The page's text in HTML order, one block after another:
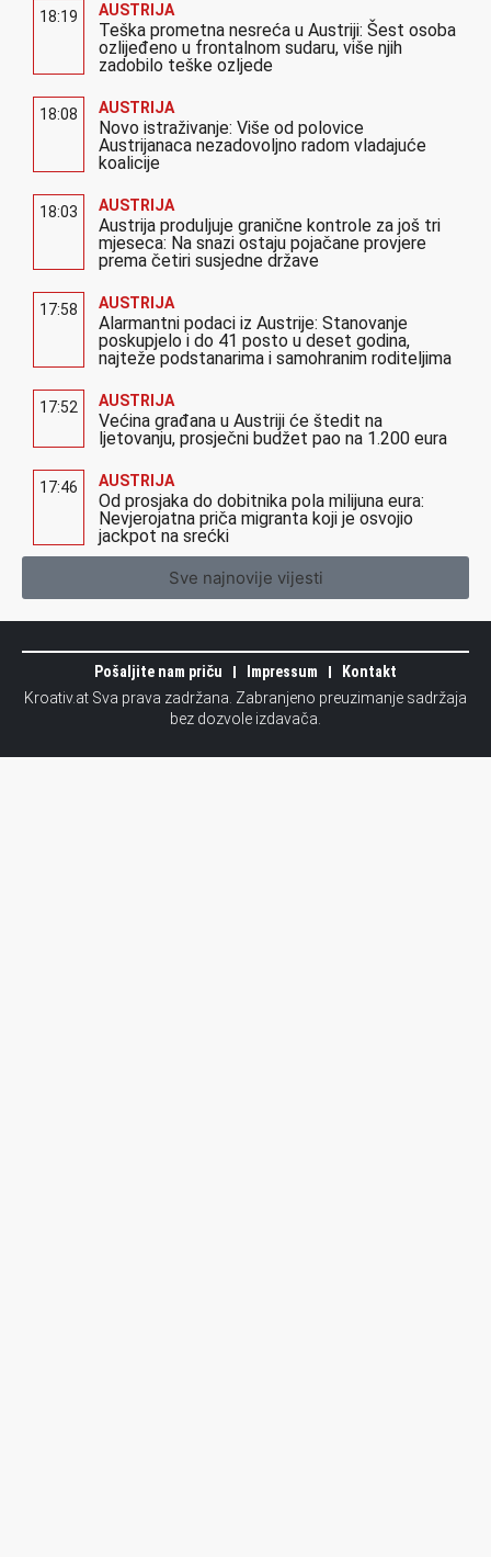
18:19 AUSTRIJA
Teška prometna nesreća u Austriji: Šest osoba
ozlijeđeno u frontalnom sudaru, više njih
zadobilo teške ozljede
18:08 AUSTRIJA
Novo istraživanje: Više od polovice
Austrijanaca nezadovoljno radom vladajuće
koalicije
18:03 AUSTRIJA
Austrija produljuje granične kontrole za još tri
mjeseca: Na snazi ostaju pojačane provjere
prema četiri susjedne države
17:58 AUSTRIJA
Alarmantni podaci iz Austrije: Stanovanje
poskupjelo i do 41 posto u deset godina,
najteže podstanarima i samohranim roditeljima
17:52 AUSTRIJA
Većina građana u Austriji će štedit na
ljetovanju, prosječni budžet pao na 1.200 eura
17:46 AUSTRIJA
Od prosjaka do dobitnika pola milijuna eura:
Nevjerojatna priča migranta koji je osvojio
jackpot na srećki
Sve najnovije vijesti
Pošaljite nam priču Impressum
Kontakt
Kroativ.at Sva prava zadržana. Zabranjeno preuzimanje sadržaja
bez dozvole izdavača.